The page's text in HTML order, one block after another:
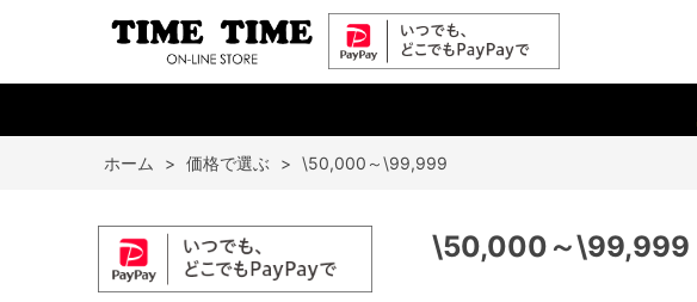
ホーム > 価格で選ぶ > \50,000～\99,999
\50,000～\99,999